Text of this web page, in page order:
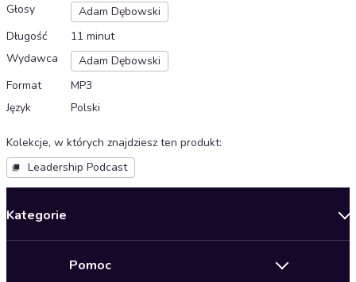
Głosy
Adam Dębowski
Długość
11 minut
Wydawca
Adam Dębowski
Format
MP3
Język
Polski
Kolekcje, w których znajdziesz ten produkt:
Leadership Podcast
Kategorie
Pomoc